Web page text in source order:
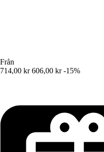
Från
714,00 kr 606,00 kr -15%